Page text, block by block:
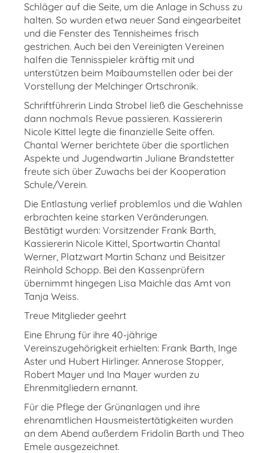
Schläger auf die Seite, um die Anlage in Schuss zu
halten. So wurden etwa neuer Sand eingearbeitet
und die Fenster des Tennisheimes frisch
gestrichen. Auch bei den Vereinigten Vereinen
halfen die Tennisspieler kräftig mit und
unterstützen beim Maibaumstellen oder bei der
Vorstellung der Melchinger Ortschronik.
Schriftführerin Linda Strobel ließ die Geschehnisse
dann nochmals Revue passieren. Kassiererin
Nicole Kittel legte die finanzielle Seite offen.
Chantal Werner berichtete über die sportlichen
Aspekte und Jugendwartin Juliane Brandstetter
freute sich über Zuwachs bei der Kooperation
Schule/Verein.
Die Entlastung verlief problemlos und die Wahlen
erbrachten keine starken Veränderungen.
Bestätigt wurden: Vorsitzender Frank Barth,
Kassiererin Nicole Kittel, Sportwartin Chantal
Werner, Platzwart Martin Schanz und Beisitzer
Reinhold Schopp. Bei den Kassenprüfern
übernimmt hingegen Lisa Maichle das Amt von
Tanja Weiss.
Treue Mitglieder geehrt
Eine Ehrung für ihre 40-jährige
Vereinszugehörigkeit erhielten: Frank Barth, Inge
Aster und Hubert Hirlinger. Annerose Stopper,
Robert Mayer und Ina Mayer wurden zu
Ehrenmitgliedern ernannt.
Für die Pflege der Grünanlagen und ihre
ehrenamtlichen Hausmeistertätigkeiten wurden
an dem Abend außerdem Fridolin Barth und Theo
Emele ausgezeichnet.